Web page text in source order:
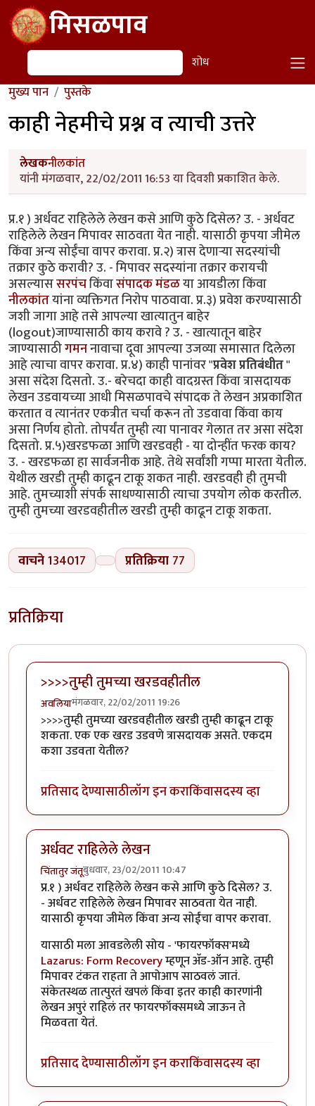
Skip to main contentमिसळपाव
शोध शोध
मुख्य पान पुस्तके
काही नेहमीचे प्रश्न व त्याची उत्तरे
लेखकनीलकांत
यांनी मंगळवार, 22/02/2011 16:53 या दिवशी प्रकाशित केले.
प्र.१ ) अर्धवट राहिलेले लेखन कसे आणि कुठे दिसेल? उ. - अर्धवट
राहिलेले लेखन मिपावर साठवता येत नाही. यासाठी कृपया जीमेल
किंवा अन्य सोईंचा वापर करावा. प्र.२) त्रास देणार्‍या सदस्यांची
तक्रार कुठे करावी? उ. - मिपावर सदस्यांना तक्रार करायची
असल्याससरपंचकिंवासंपादक मंडळया आयडीला किंवा
नीलकांतयांना व्यक्तिगत निरोप पाठवावा. प्र.३) प्रवेश करण्यासाठी
जशी जागा आहे तसे आपल्या खात्यातुन बाहेर
(logout)जाण्यासाठी काय करावे ? उ. - खात्यातून बाहेर
जाण्यासाठीगमननावाचा दूवा आपल्या उजव्या समासात दिलेला
आहे त्याचा वापर करावा. प्र.४) काही पानांवर "प्रवेश प्रतिबंधीत"
असा संदेश दिसतो. उ.- बरेचदा काही वादग्रस्त किंवा त्रासदायक
लेखन उडवायच्या आधी मिसळपावचे संपादक ते लेखन अप्रकाशित
करतात व त्यानंतर एकत्रीत चर्चा करून तो उडवावा किंवा काय
असा निर्णय होतो. तोपर्यंत तुम्ही त्या पानावर गेलात तर असा संदेश
दिसतो. प्र.५)खरडफळा आणि खरडवही - या दोन्हींत फरक काय?
उ. - खरडफळा हा सार्वजनीक आहे. तेथे सर्वांशी गप्पा मारता येतील.
येथील खरडी तुम्ही काढून टाकू शकत नाही. खरडवही ही तुमची
आहे. तुमच्याशी संपर्क साधण्यासाठी त्याचा उपयोग लोक करतील.
तुम्ही तुमच्या खरडवहीतील खरडी तुम्ही काढून टाकू शकता.
वाचने134017 प्रतिक्रिया 77
प्रतिक्रिया
>>>>तुम्ही तुमच्या खरडवहीतील
अवलियामंगळवार, 22/02/2011 19:26
>>>>तुम्ही तुमच्या खरडवहीतील खरडी तुम्ही काढून टाकू
शकता. एक एक खरड उडवणे त्रासदायक असते. एकदम
कशा उडवता येतील?
प्रतिसाद देण्यासाठीलॉग इन कराकिंवासदस्य व्हा
अर्धवट राहिलेले लेखन
चिंतातुर जंतूबुधवार, 23/02/2011 10:47
प्र.१ ) अर्धवट राहिलेले लेखन कसे आणि कुठे दिसेल? उ.
- अर्धवट राहिलेले लेखन मिपावर साठवता येत नाही.
यासाठी कृपया जीमेल किंवा अन्य सोईंचा वापर करावा.
यासाठी मला आवडलेली सोय - 'फायरफॉक्स'मध्ये
Lazarus: Form Recoveryम्हणून अ‍ॅड-ऑन आहे. तुम्ही
मिपावर टंकत राहता ते आपोआप साठवलं जातं.
संकेतस्थळ तात्पुरतं खपलं किंवा इतर काही कारणांनी
लेखन अपुरं राहिलं तर फायरफॉक्समध्ये जाऊन ते
मिळवता येतं.
प्रतिसाद देण्यासाठीलॉग इन कराकिंवासदस्य व्हा